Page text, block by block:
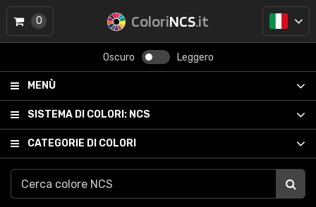
ColoriNCS.it
Oscuro Leggero
MENÙ
SISTEMA DI COLORI: NCS
CATEGORIE DI COLORI
0